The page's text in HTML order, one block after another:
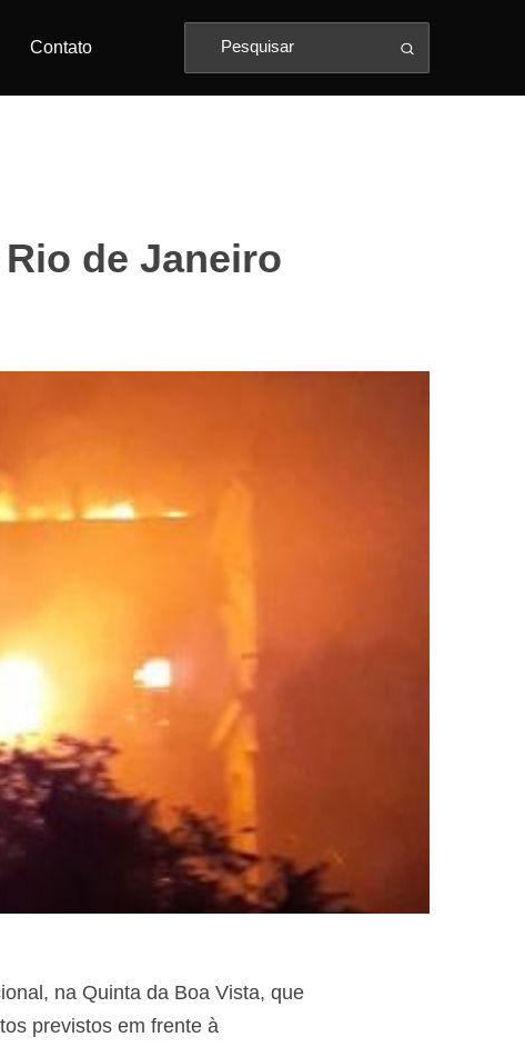
Contato
de Janeiro
na Quinta da Boa Vista, que
previstos em frente à